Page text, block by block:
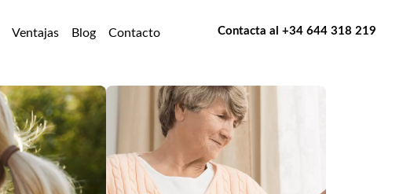
Ventajas Blog Contacto Contacta al +34 644 318 219